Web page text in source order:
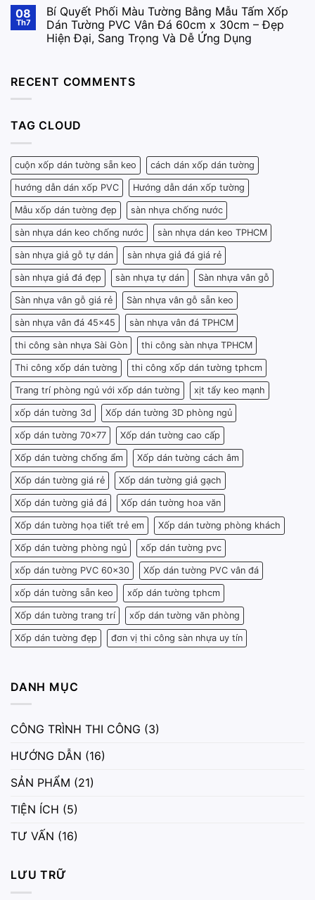
08
Th7
Bí Quyết Phối Màu Tường Bằng Mẫu Tấm Xốp
Dán Tường PVC Vân Đá 60cm x 30cm – Đẹp
Hiện Đại, Sang Trọng Và Dễ Ứng Dụng
RECENT COMMENTS
TAG CLOUD
cuộn xốp dán tường sẵn keo cách dán xốp dán tường
hướng dẫn dán xốp PVC Hướng dẫn dán xốp tường
Mẫu xốp dán tường đẹp sàn nhựa chống nước
sàn nhựa dán keo chống nước sàn nhựa dán keo TPHCM
sàn nhựa giả gỗ tự dán sàn nhựa giả đá giá rẻ
sàn nhựa giả đá đẹp sàn nhựa tự dán Sàn nhựa vân gỗ
Sàn nhựa vân gỗ giá rẻ Sàn nhựa vân gỗ sẵn keo
sàn nhựa vân đá 45x45 sàn nhựa vân đá TPHCM
thi công sàn nhựa Sài Gòn thi công sàn nhựa TPHCM
Thi công xốp dán tường thi công xốp dán tường tphcm
Trang trí phòng ngủ với xốp dán tường xịt tẩy keo mạnh
xốp dán tường 3d Xốp dán tường 3D phòng ngủ
xốp dán tường 70x77 Xốp dán tường cao cấp
Xốp dán tường chống ẩm Xốp dán tường cách âm
Xốp dán tường giá rẻ Xốp dán tường giả gạch
Xốp dán tường giả đá Xốp dán tường hoa văn
Xốp dán tường họa tiết trẻ em Xốp dán tường phòng khách
Xốp dán tường phòng ngủ xốp dán tường pvc
xốp dán tường PVC 60x30 Xốp dán tường PVC vân đá
xốp dán tường sẵn keo xốp dán tường tphcm
Xốp dán tường trang trí xốp dán tường văn phòng
Xốp dán tường đẹp đơn vị thi công sàn nhựa uy tín
DANH MỤC
CÔNG TRÌNH THI CÔNG (3)
HƯỚNG DẪN (16)
SẢN PHẨM (21)
TIỆN ÍCH (5)
TƯ VẤN (16)
LƯU TRỮ